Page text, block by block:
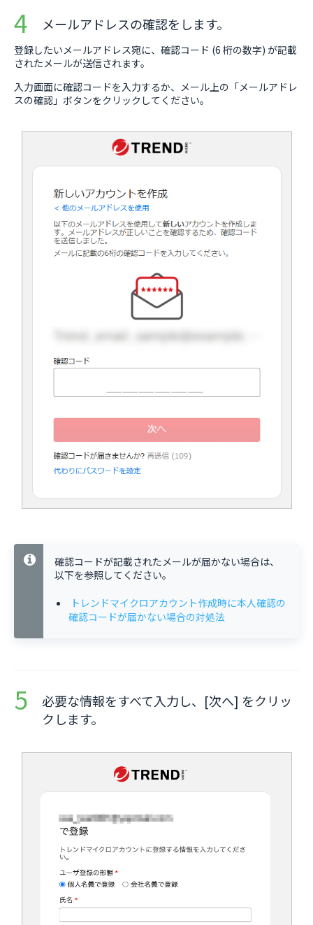
メールアドレスの確認をします。
登録したいメールアドレス宛に、確認コード (6 桁の数字) が記載
されたメールが送信されます。
入力画面に確認コードを入力するか、メール上の「メールアドレ
スの確認」ボタンをクリックしてください。
確認コードが記載されたメールが届かない場合は、
以下を参照してください。
トレンドマイクロアカウント作成時に本人確認の
確認コードが届かない場合の対処法
必要な情報をすべて入力し、[次へ] をクリッ
クします。